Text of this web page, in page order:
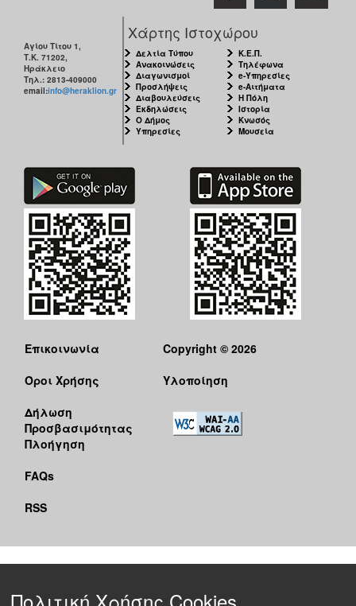
Αγίου Τίτου 1,
Τ.Κ. 71202,
Ηράκλειο
Τηλ.: 2813-409000
email:info@heraklion.gr
Χάρτης Ιστοχώρου
Δελτία Τύπου
Ανακοινώσεις
Διαγωνισμοί
Προσλήψεις
Διαβουλεύσεις
Εκδηλώσεις
Ο Δήμος
Υπηρεσίες
Κ.Ε.Π.
Τηλέφωνα
e-Υπηρεσίες
e-Αιτήματα
Η Πόλη
Ιστορία
Κνωσός
Μουσεία
Επικοινωνία
Όροι Χρήσης
Δήλωση
Προσβασιμότητας
Πλοήγηση
FAQs
RSS
Copyright © 2026
Υλοποίηση